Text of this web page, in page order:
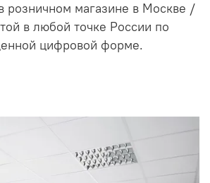
розничном магазине в Москве /
в любой точке России по
цифровой форме.